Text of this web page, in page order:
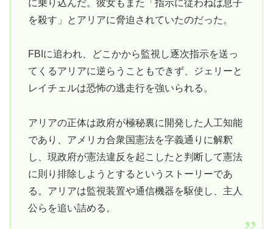
に乗り込んだ。彼女もまた「指示に従わねば息子
を殺す」とアリアに脅迫されていたのだった。
FBIに追われ、どこかから監視し逐次指示を送っ
てくるアリアに逆らうこともできず、ジェリーと
レイチェルは恐怖の逃走行を強いられる。
アリアの正体は政府が極秘裏に開発した人工知能
であり、アメリカ合衆国憲法を字義通りに解釈
し、現政府が憲法違反を起こしたと判断して憲法
に則り排除しようとするというストーリーであ
る。アリアは監視装置や通信機器を駆使し、主人
公らを追い詰める。